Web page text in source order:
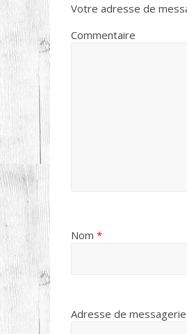
Votre adresse de
Commentaire
Nom *
Adresse de messagerie